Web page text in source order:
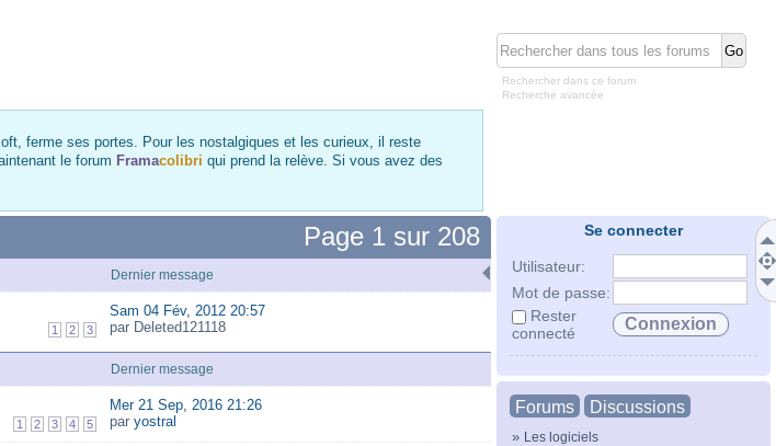
Rechercher dans ce forum
Recherche avancée
ferme ses portes. Pour les nostalgiques et les curieux, il reste
le forum Framacolibri qui prend la relève. Si vous avez des
Se connecter
Utilisateur:
Mot de passe:
Rester
connecté
Forums Discussions
» Les logiciels
Page 1 sur 208
Dernier message
1 2 3
Sam 04 Fév, 2012 20:57
par Deleted121118
Dernier message
1 2 3 4 5
Mer 21 Sep, 2016 21:26
par yostral